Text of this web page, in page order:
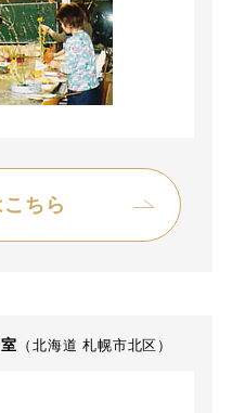
ちら
（北海道 札幌市北区）